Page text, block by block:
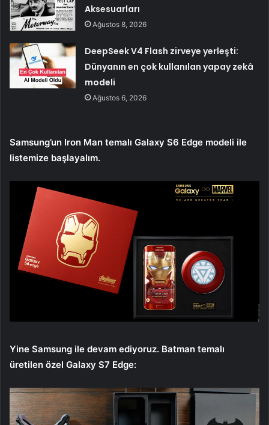
Aksesuarları
Ağustos 8, 2026
DeepSeek V4 Flash zirveye yerleşti:
Dünyanın en çok kullanılan yapay zekâ
modeli
Ağustos 6, 2026
Samsung’un Iron Man temalı Galaxy S6 Edge modeli ile
listemize başlayalım.
Yine Samsung ile devam ediyoruz. Batman temalı
üretilen özel Galaxy S7 Edge: